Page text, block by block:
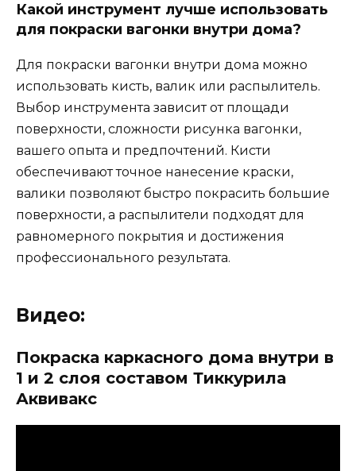
Какой инструмент лучше использовать
для покраски вагонки внутри дома?
Для покраски вагонки внутри дома можно
использовать кисть, валик или распылитель.
Выбор инструмента зависит от площади
поверхности, сложности рисунка вагонки,
вашего опыта и предпочтений. Кисти
обеспечивают точное нанесение краски,
валики позволяют быстро покрасить большие
поверхности, а распылители подходят для
равномерного покрытия и достижения
профессионального результата.
Видео:
Покраска каркасного дома внутри в
1 и 2 слоя составом Тиккурила
Аквивакс